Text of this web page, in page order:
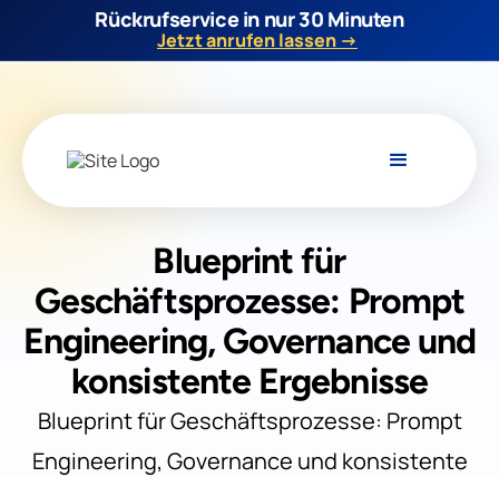
Rückrufservice in nur 30 Minuten
Jetzt anrufen lassen →
Blueprint für
Geschäftsprozesse: Prompt
Engineering, Governance und
konsistente Ergebnisse
Blueprint für Geschäftsprozesse: Prompt
Engineering, Governance und konsistente